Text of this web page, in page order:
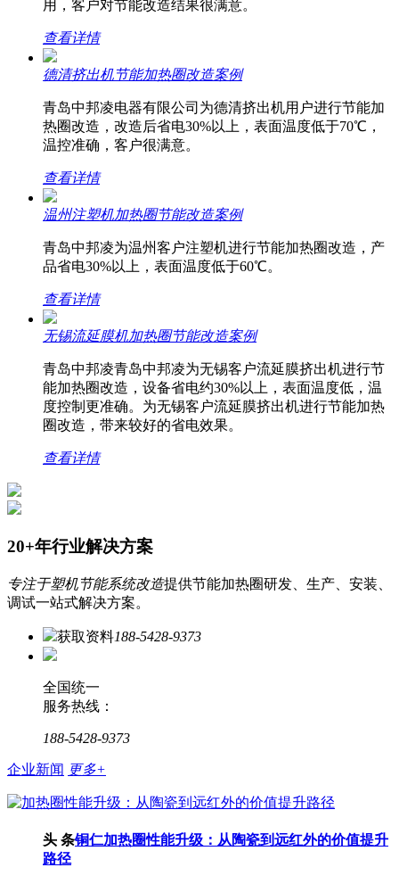
用，客户对节能改造结果很满意。
查看详情
德清挤出机节能加热圈改造案例
青岛中邦凌电器有限公司为德清挤出机用户进行节能加
热圈改造，改造后省电30%以上，表面温度低于70℃，
温控准确，客户很满意。
查看详情
温州注塑机加热圈节能改造案例
青岛中邦凌为温州客户注塑机进行节能加热圈改造，产
品省电30%以上，表面温度低于60℃。
查看详情
无锡流延膜机加热圈节能改造案例
青岛中邦凌青岛中邦凌为无锡客户流延膜挤出机进行节
能加热圈改造，设备省电约30%以上，表面温度低，温
度控制更准确。为无锡客户流延膜挤出机进行节能加热
圈改造，带来较好的省电效果。
查看详情
20+年行业解决方案
专注于塑机节能系统改造提供节能加热圈研发、生产、安装、
调试一站式解决方案。
获取资料188-5428-9373
全国统一
服务热线：
188-5428-9373
企业新闻 更多+
头 条铜仁加热圈性能升级：从陶瓷到远红外的价值提升
路径